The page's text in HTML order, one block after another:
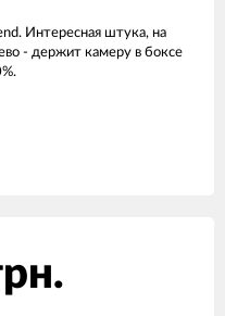
Интересная штука, на
- держит камеру в боксе